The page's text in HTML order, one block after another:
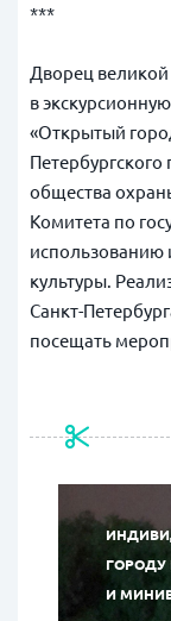
***
Дворец
в
«Открытый
Петербургского
общества
Комитета по
использованию
культуры.
Санкт-
посещать
И